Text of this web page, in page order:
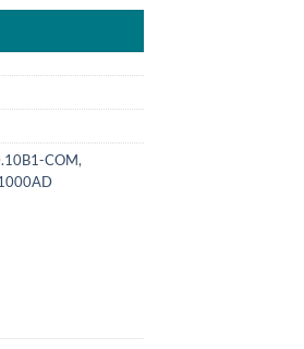
COM,